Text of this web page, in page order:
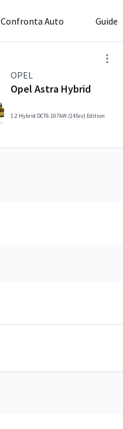
Confronta Auto Guide
OPEL
Opel Astra Hybrid
1.2 Hybrid DCT6 107kW (145cv) Edition